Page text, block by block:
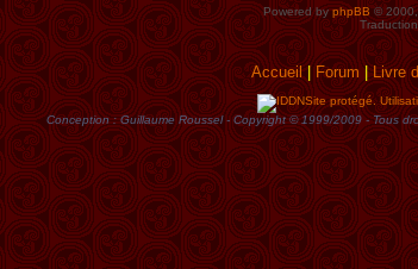
Powered byphpBB© 2000,
Accueil|Forum |Livre
Site protégé.
Conception : Guillaume Roussel - Copyright © 1999/2009 - Tous